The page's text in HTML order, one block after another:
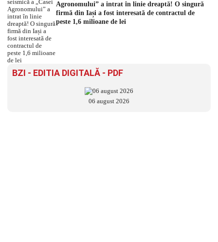
Agronomului” a intrat în linie dreaptă! O singură
firmă din Iași a fost interesată de contractul de
peste 1,6 milioane de lei
BZI - EDITIA DIGITALĂ - PDF
06 august 2026